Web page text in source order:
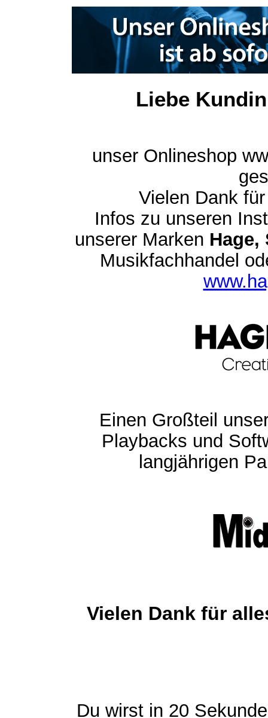
Liebe
unser Onlineshop
Vielen Dank
Infos zu unseren
unserer Marken Hage,
Musikfachhandel
Einen Großteil
Playbacks und
langjährigen
Vielen Dank für
Du wirst in 20